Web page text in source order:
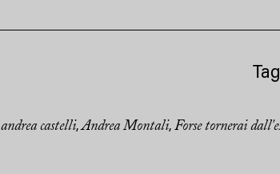
andrea castelli,Andrea Montali, Forse tornerai